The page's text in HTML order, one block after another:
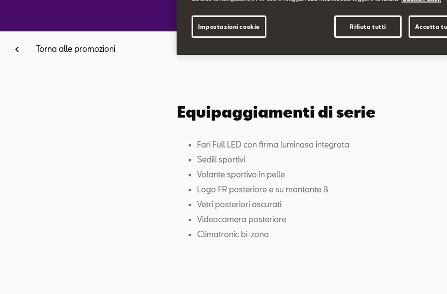
Torna alle promozioni
Equipaggiamenti di serie
Fari Full LED con firma luminosa integrata
Sedili sportivi
Volante sportivo in pelle
Logo FR posteriore e su montante B
Vetri posteriori oscurati
Videocamera posteriore
Climatronic bi-zona
Rifiuta tutti Accetta
Impostazioni cookie